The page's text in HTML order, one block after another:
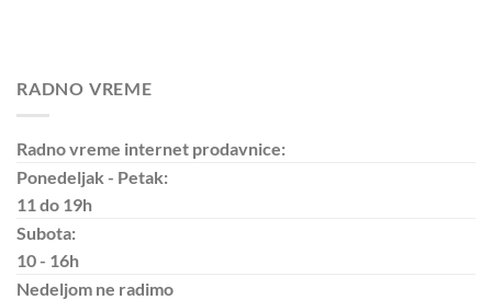
RADNO VREME
Radno vreme internet prodavnice:
Ponedeljak - Petak:
11 do 19h
Subota:
10 - 16h
Nedeljom ne radimo